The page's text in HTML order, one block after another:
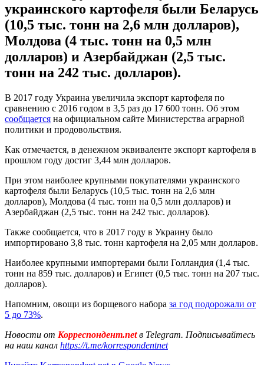
украинского картофеля были Беларусь
(10,5 тыс. тонн на 2,6 млн долларов),
Молдова (4 тыс. тонн на 0,5 млн
долларов) и Азербайджан (2,5 тыс.
тонн на 242 тыс. долларов).
В 2017 году Украина увеличила экспорт картофеля по
сравнению с 2016 годом в 3,5 раз до 17 600 тонн. Об этом
сообщается на официальном сайте Министерства аграрной
политики и продовольствия.
Как отмечается, в денежном эквиваленте экспорт картофеля в
прошлом году достиг 3,44 млн долларов.
При этом наиболее крупными покупателями украинского
картофеля были Беларусь (10,5 тыс. тонн на 2,6 млн
долларов), Молдова (4 тыс. тонн на 0,5 млн долларов) и
Азербайджан (2,5 тыс. тонн на 242 тыс. долларов).
Также сообщается, что в 2017 году в Украину было
импортировано 3,8 тыс. тонн картофеля на 2,05 млн долларов.
Наиболее крупными импортерами были Голландия (1,4 тыс.
тонн на 859 тыс. долларов) и Египет (0,5 тыс. тонн на 207 тыс.
долларов).
Напомним, овощи из борщевого набора за год подорожали от
5 до 73%.
Новости от Корреспондент.netв Telegram. Подписывайтесь
на наш канал https://t.me/korrespondentnet